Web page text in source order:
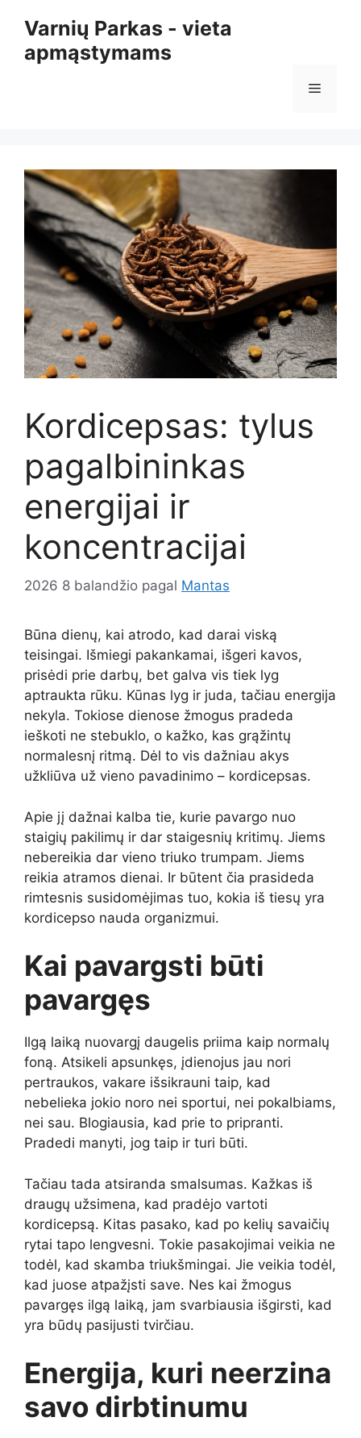
turinio
Varnių Parkas - vieta
apmąstymams
Meniu
Kordicepsas: tylus
pagalbininkas
energijai ir
koncentracijai
2026 8 balandžio pagal Mantas
Būna dienų, kai atrodo, kad darai viską
teisingai. Išmiegi pakankamai, išgeri kavos,
prisėdi prie darbų, bet galva vis tiek lyg
aptraukta rūku. Kūnas lyg ir juda, tačiau energija
nekyla. Tokiose dienose žmogus pradeda
ieškoti ne stebuklo, o kažko, kas grąžintų
normalesnį ritmą. Dėl to vis dažniau akys
užkliūva už vieno pavadinimo – kordicepsas.
Apie jį dažnai kalba tie, kurie pavargo nuo
staigių pakilimų ir dar staigesnių kritimų. Jiems
nebereikia dar vieno triuko trumpam. Jiems
reikia atramos dienai. Ir būtent čia prasideda
rimtesnis susidomėjimas tuo, kokia iš tiesų yra
kordicepso nauda organizmui.
Kai pavargsti būti
pavargęs
Ilgą laiką nuovargį daugelis priima kaip normalų
foną. Atsikeli apsunkęs, įdienojus jau nori
pertraukos, vakare išsikrauni taip, kad
nebelieka jokio noro nei sportui, nei pokalbiams,
nei sau. Blogiausia, kad prie to pripranti.
Pradedi manyti, jog taip ir turi būti.
Tačiau tada atsiranda smalsumas. Kažkas iš
draugų užsimena, kad pradėjo vartoti
kordicepsą. Kitas pasako, kad po kelių savaičių
rytai tapo lengvesni. Tokie pasakojimai veikia ne
todėl, kad skamba triukšmingai. Jie veikia todėl,
kad juose atpažįsti save. Nes kai žmogus
pavargęs ilgą laiką, jam svarbiausia išgirsti, kad
yra būdų pasijusti tvirčiau.
Energija, kuri neerzina
savo dirbtinumu